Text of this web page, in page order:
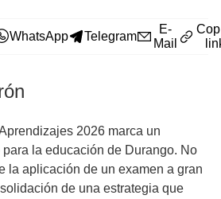
WhatsApp Telegram
E-
Mail
2026 marca un
la educación de Durango. No
la aplicación de un examen a gran
de una estrategia que